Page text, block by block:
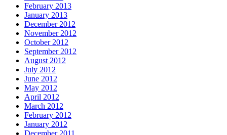
February 2013
January 2013
December 2012
November 2012
October 2012
September 2012
August 2012
July 2012
June 2012
May 2012
April 2012
March 2012
February 2012
January 2012
December 2011